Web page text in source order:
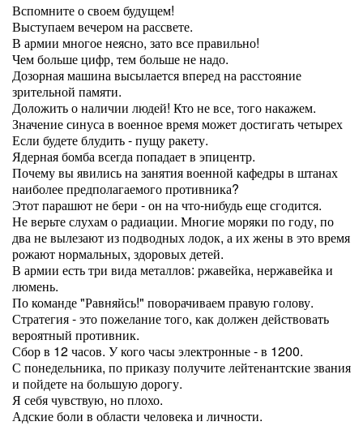
Вспомните о своем будущем!
Выступаем вечером на рассвете.
В армии многое неясно, зато все правильно!
Чем больше цифр, тем больше не надо.
Дозорная машина высылается вперед на расстояние
зрительной памяти.
Доложить о наличии людей! Кто не все, того накажем.
Значение синуса в военное время может достигать четырех
Если будете блудить - пущу ракету.
Ядерная бомба всегда попадает в эпицентр.
Почему вы явились на занятия военной кафедры в штанах
наиболее предполагаемого противника?
Этот парашют не бери - он на что-нибудь еще сгодится.
Не верьте слухам о радиации. Многие моряки по году, по
два не вылезают из подводных лодок, а их жены в это время
рожают нормальных, здоровых детей.
В армии есть три вида металлов: ржавейка, нержавейка и
люмень.
По команде "Равняйсь!" поворачиваем правую голову.
Стратегия - это пожелание того, как должен действовать
вероятный противник.
Сбор в 12 часов. У кого часы электронные - в 1200.
С понедельника, по приказу получите лейтенантские звания
и пойдете на большую дорогу.
Я себя чувствую, но плохо.
Адские боли в области человека и личности.